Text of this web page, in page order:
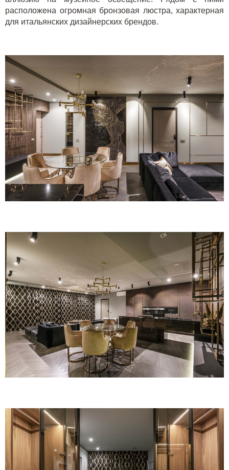
расположена огромная бронзовая люстра, характерная
для итальянских дизайнерских брендов.